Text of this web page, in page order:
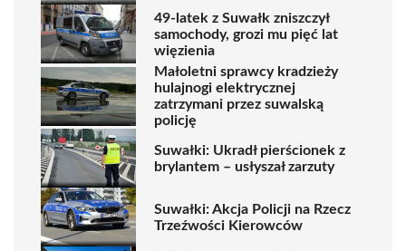
49-latek z Suwałk zniszczył
samochody, grozi mu pięć lat
więzienia
Małoletni sprawcy kradzieży
hulajnogi elektrycznej
zatrzymani przez suwalską
policję
Suwałki: Ukradł pierścionek z
brylantem – usłyszał zarzuty
Suwałki: Akcja Policji na Rzecz
Trzeźwości Kierowców